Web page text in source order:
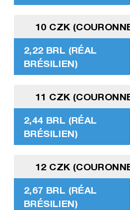
10 CZK
2,22 BRL (RÉAL
BRÉSILIEN)
11 CZK
2,44 BRL (RÉAL
BRÉSILIEN)
12 CZK
2,67 BRL (RÉAL
BRÉSILIEN)